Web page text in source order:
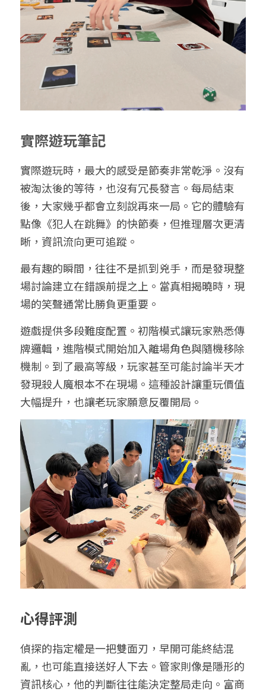
實際遊玩筆記
實際遊玩時，最大的感受是節奏非常乾淨。沒有
被淘汰後的等待，也沒有冗長發言。每局結束
後，大家幾乎都會立刻說再來一局。它的體驗有
點像《犯人在跳舞》的快節奏，但推理層次更清
晰，資訊流向更可追蹤。
最有趣的瞬間，往往不是抓到兇手，而是發現整
場討論建立在錯誤前提之上。當真相揭曉時，現
場的笑聲通常比勝負更重要。
遊戲提供多段難度配置。初階模式讓玩家熟悉傳
牌邏輯，進階模式開始加入離場角色與隨機移除
機制。到了最高等級，玩家甚至可能討論半天才
發現殺人魔根本不在現場。這種設計讓重玩價值
大幅提升，也讓老玩家願意反覆開局。
心得評測
偵探的指定權是一把雙面刃，早開可能終結混
亂，也可能直接送好人下去。管家則像是隱形的
資訊核心，他的判斷往往能決定整局走向。富商